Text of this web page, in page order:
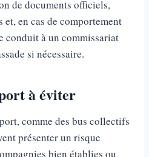
de documents officiels,
en cas de comportement
conduit à un commissariat
si nécessaire.
à éviter
comme des bus collectifs
présenter un risque
bien établies ou